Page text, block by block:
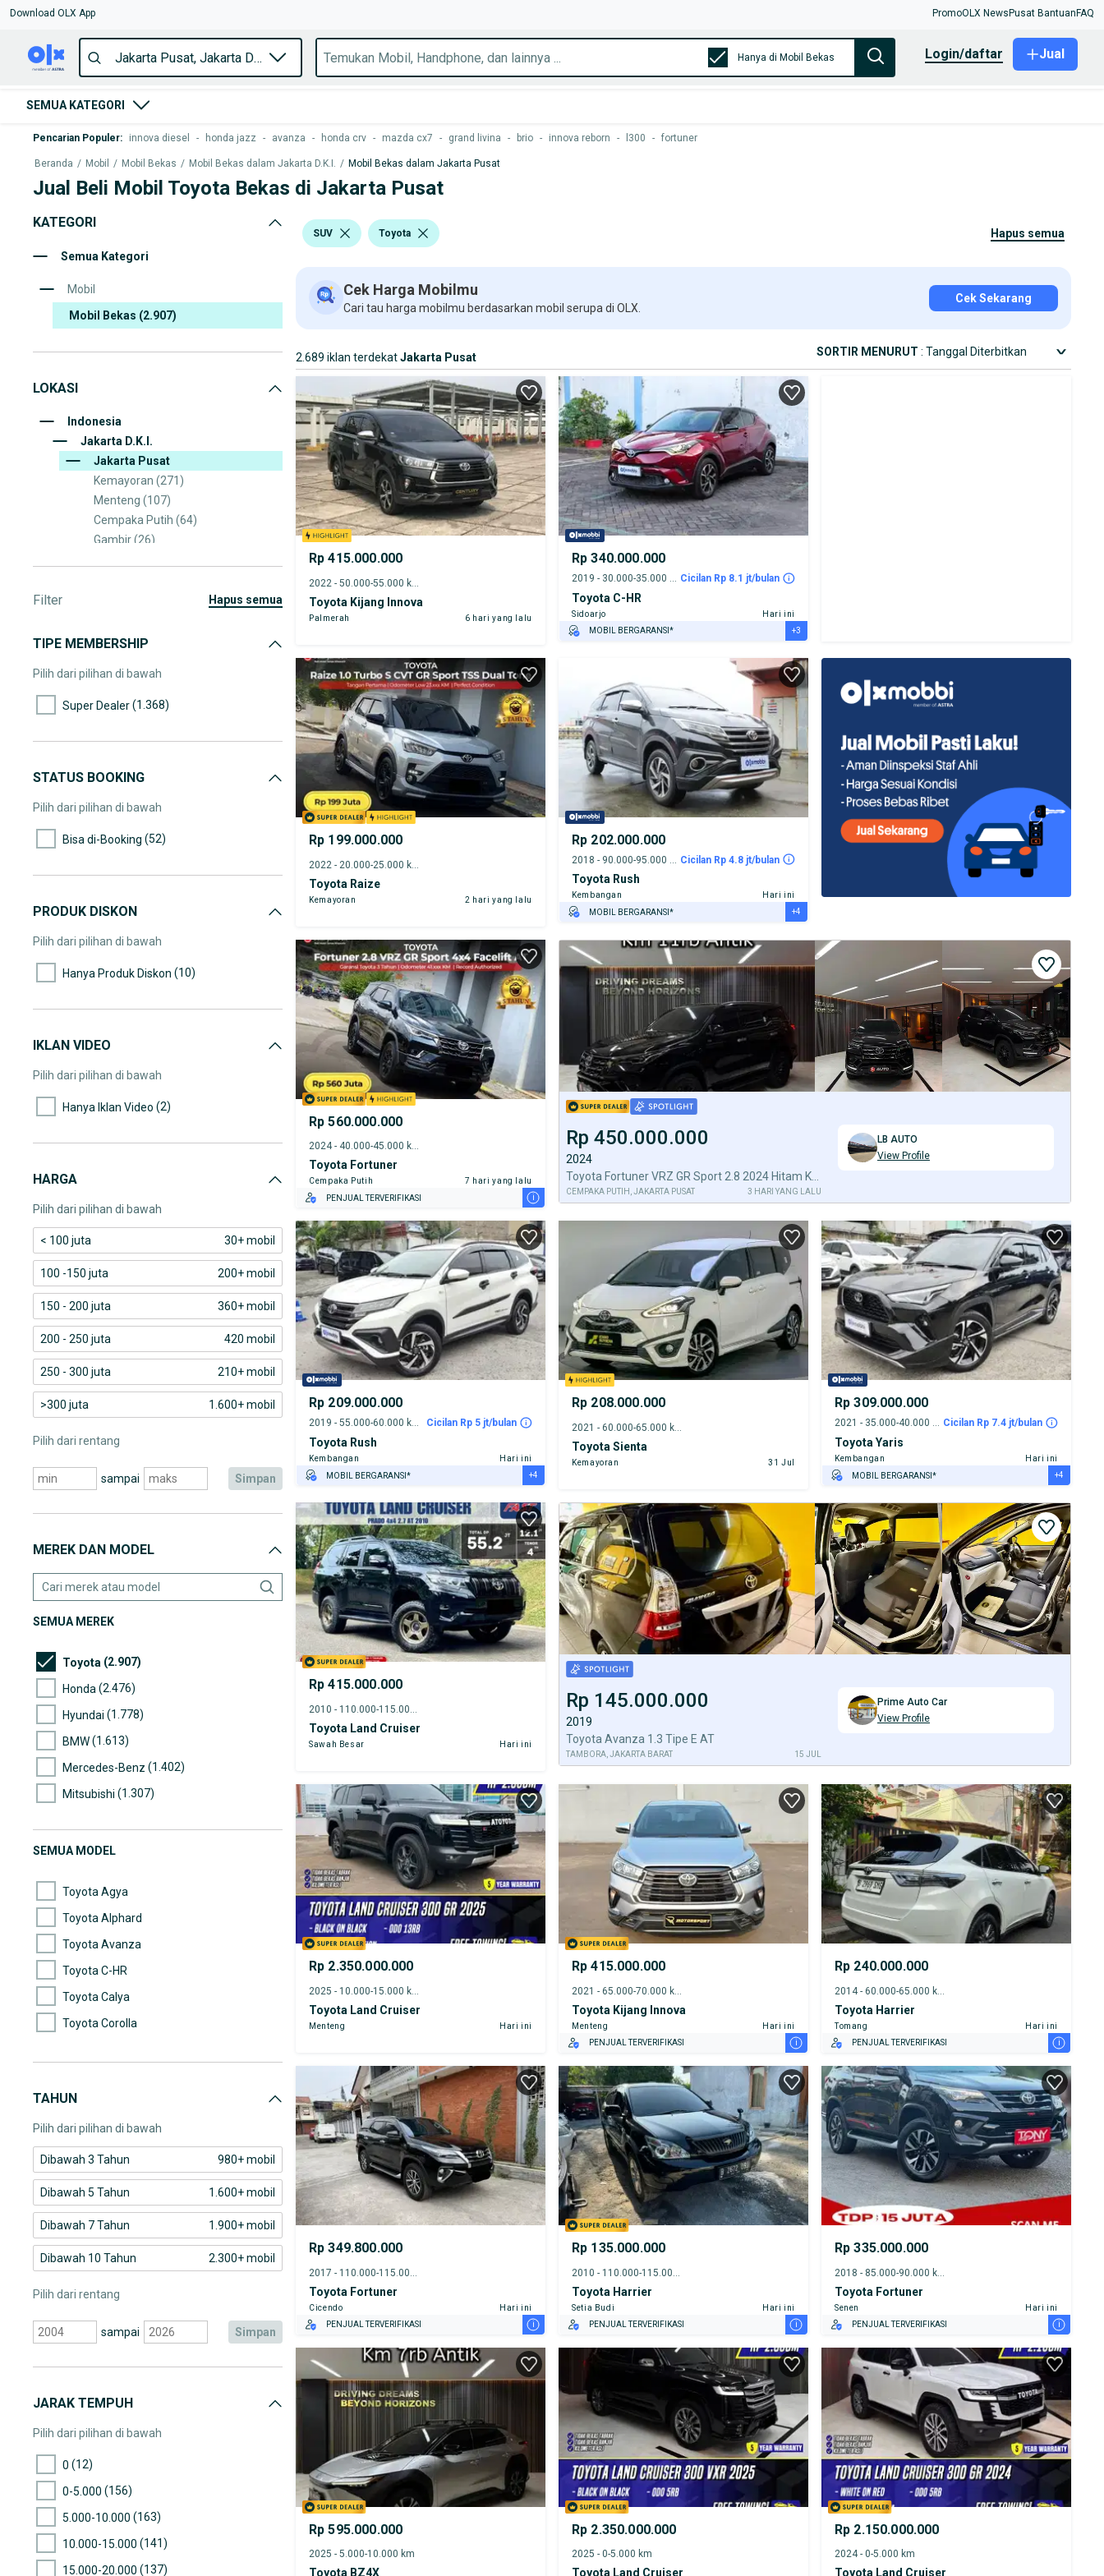
Download OLX App PromoOLX News Pusat Bantuan FAQ
Hanya di Mobil Bekas login/daftar Jual
SEMUA KATEGORI
Pencarian Populer: innova diesel - honda jazz - avanza - honda crv - mazda cx7 - grand livina - brio - innova reborn - l300 - fortuner
Beranda / Mobil / Mobil Bekas / Mobil Bekas dalam Jakarta D.K.I. / Mobil Bekas dalam Jakarta Pusat
Jual Beli Mobil Toyota Bekas di Jakarta Pusat
KATEGORI
Semua Kategori
Mobil
Mobil Bekas (2.907)
LOKASI
Indonesia
Jakarta D.K.I.
Jakarta Pusat
Kemayoran (271)
Menteng (107)
Cempaka Putih (64)
Gambir(26)
Filter hapus semua
TIPE MEMBERSHIP
Pilih dari pilihan di bawah
Super Dealer(1.368)
STATUS BOOKING
Pilih dari pilihan di bawah
Bisa di-Booking (52)
PRODUK DISKON
Pilih dari pilihan di bawah
Hanya Produk Diskon (10)
IKLAN VIDEO
Pilih dari pilihan di bawah
Hanya Iklan Video (2)
HARGA
Pilih dari pilihan di bawah
< 100 juta 30+ mobil
100 -150 juta 200+ mobil
150 - 200 juta 360+ mobil
200 - 250 juta 420 mobil
250 - 300 juta 210+ mobil
>300 juta 1.600+ mobil
Pilih dari rentang
sampai simpan
MEREK DAN MODEL
SEMUA MEREK
Toyota (2.907)
Honda (2.476)
Hyundai (1.778)
BMW(1.613)
Mercedes-Benz (1.402)
Mitsubishi (1.307)
Lexus(944)
SEMUA MODEL
Toyota Agya
Toyota Alphard
Toyota Avanza
Toyota C-HR
Toyota Calya
Toyota Corolla
Toyota Fortuner
TAHUN
Pilih dari pilihan di bawah
Dibawah 3 Tahun 980+ mobil
Dibawah 5 Tahun 1.600+ mobil
Dibawah 7 Tahun 1.900+ mobil
Dibawah 10 Tahun 2.300+ mobil
Pilih dari rentang
sampai simpan
JARAK TEMPUH
Pilih dari pilihan di bawah
0 (12)
0-5.000 (156)
5.000-10.000 (163)
10.000-15.000 (141)
15.000-20.000 (137)
SUV Toyota hapus semua
Cek Harga Mobilmu
Cari tau harga mobilmu berdasarkan mobil serupa di OLX.
Cek Sekarang
2.689 iklan terdekatJakarta Pusat SORTIR MENURUT : Tanggal Diterbitkan
Rp 415.000.000
Toyota Kijang Innova
Palmerah 6 hari yang lalu
Rp 340.000.000
2019 - 30.000-35.000 km Cicilan Rp 8.1 jt/bulan
Toyota C-HR
Sidoarjo
Hari ini
MOBIL BERGARANSI*
GRATIS BIAYA JASA PERAWATAN*
+3
Rp 199.000.000
Toyota Raize
Kemayoran 2 hari yang lalu
Rp 202.000.000
Cicilan Rp 4.8 jt/bulan
Toyota Rush
Kembangan
Hari ini
MOBIL BERGARANSI*
TEST DRIVE DARI RUMAH
GRATIS BIAYA JASA PERAWATAN*
PENJUAL TERVERIFIKASI
+4
Rp 560.000.000
2024 - 40.000-45.000 km
Toyota Fortuner
Cempaka Putih
7 hari yang lalu
PENJUAL TERVERIFIKASI
i
Rp 450.000.000
2024
Toyota Fortuner VRZ GR Sport 2.8 2024 Hitam Km11rb B2684SJH Nik 2022
CEMPAKA PUTIH, JAKARTA PUSAT 3 HARI YANG LALU
LB AUTO
View Profile
Rp 209.000.000
2019 - 55.000-60.000 km Cicilan Rp 5 jt/bulan
Toyota Rush
Kembangan
Hari ini
MOBIL BERGARANSI*
TEST DRIVE DARI RUMAH
GRATIS BIAYA JASA PERAWATAN*
PENJUAL TERVERIFIKASI
+4
Rp 208.000.000
2021 - 60.000-65.000 km
Toyota Sienta
Kemayoran 31 Jul
Rp 309.000.000
2021 - 35.000-40.000 km Cicilan Rp 7.4 jt/bulan
Toyota Yaris
Kembangan
Hari ini
MOBIL BERGARANSI*
TEST DRIVE DARI RUMAH
GRATIS BIAYA JASA PERAWATAN*
PENJUAL TERVERIFIKASI
+4
Rp 415.000.000
2010 - 110.000-115.000 km
Toyota Land Cruiser
Sawah Besar Hari ini
Rp 145.000.000
2019
Toyota Avanza 1.3 Tipe E AT
TAMBORA, JAKARTA BARAT 15 JUL
Prime Auto Car
View Profile
Rp 2.350.000.000
Toyota Land Cruiser
Menteng Hari ini
Rp 415.000.000
2021 - 65.000-70.000 km
Toyota Kijang Innova
Menteng
Hari ini
PENJUAL TERVERIFIKASI
i
Rp 240.000.000
2014 - 60.000-65.000 km
Toyota Harrier
Tomang
Hari ini
PENJUAL TERVERIFIKASI
i
Rp 349.800.000
Toyota Fortuner
Cicendo
Hari ini
PENJUAL TERVERIFIKASI
i
Rp 135.000.000
Toyota Harrier
Setia Budi
Hari ini
PENJUAL TERVERIFIKASI
i
Rp 335.000.000
2018 - 85.000-90.000 km
Toyota Fortuner
Senen
Hari ini
PENJUAL TERVERIFIKASI
i
Rp 595.000.000
2025 - 5.000-10.000 km
Toyota BZ4X
Rp 2.350.000.000
2025 - 0-5.000 km
Toyota Land Cruiser
Rp 2.150.000.000
2024 - 0-5.000 km
Toyota Land Cruiser